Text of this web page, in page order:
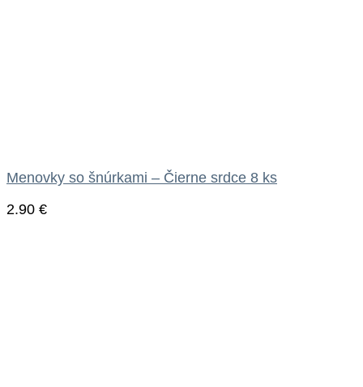
Menovky so šnúrkami – Čierne srdce 8 ks
2.90 €